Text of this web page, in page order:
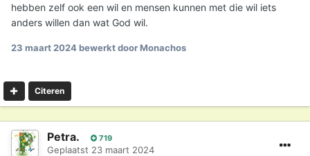
hebben zelf ook een wil en mensen kunnen met die wil iets
anders willen dan wat God wil.
23 maart 2024bewerkt door Monachos
Citeren
Petra. 719
Geplaatst 23 maart 2024